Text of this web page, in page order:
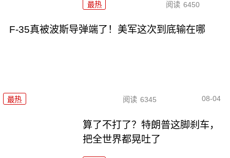
最热 阅读 6450
F-35真被波斯导弹端了！美军这次到底输在哪
最热 阅读 6345 08-04
算了不打了？特朗普这脚刹车，
把全世界都晃吐了